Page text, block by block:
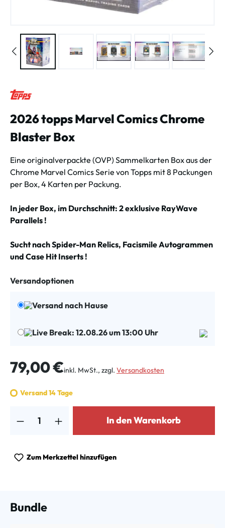
2026 topps Marvel Comics Chrome
Blaster Box
Eine originalverpackte (OVP) Sammelkarten Box aus der
Chrome Marvel Comics Serie von Topps mit 8 Packungen
per Box, 4 Karten per Packung.
In jeder Box, im Durchschnitt: 2 exklusive RayWave
Parallels !
Sucht nach Spider-Man Relics, Facismile Autogrammen
und Case Hit Inserts !
Versandoptionen
Versand nach Hause
Live Break: 12.08.26 um 13:00 Uhr
Regulärer Preis:
79,00 €inkl. MwSt., zzgl. Versandkosten
Versand 14 Tage
In den Warenkorb
Zum Merkzettel hinzufügen
Bundle